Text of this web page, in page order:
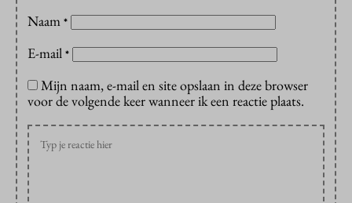
Naam *
E-mail *
Mijn naam, e-mail en site opslaan in deze browser
voor de volgende keer wanneer ik een reactie plaats.